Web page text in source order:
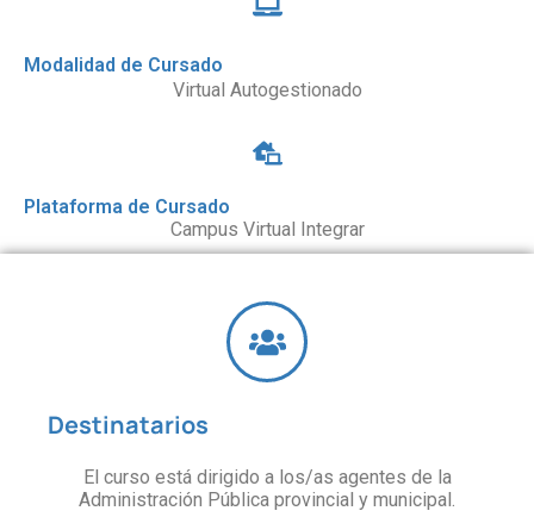
Modalidad de Cursado
Virtual Autogestionado
Plataforma de Cursado
Campus Virtual Integrar
Destinatarios
El curso está dirigido a los/as agentes de la
Administración Pública provincial y municipal.